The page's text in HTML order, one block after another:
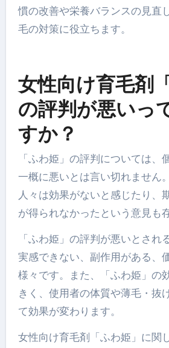
慣の改善や栄養バランスの見直
毛の対策に役立ちます。
女性向け育毛剤
の評判が悪いっ
すか？
「ふわ姫」の評判については、
一概に悪いとは言い切れません
人々は効果がないと感じたり、
が得られなかったという意見も
「ふわ姫」の評判が悪いとされ
実感できない、副作用がある、
様々です。また、「ふわ姫」の
きく、使用者の体質や薄毛・抜
て効果が変わります。
女性向け育毛剤「ふわ姫」に関